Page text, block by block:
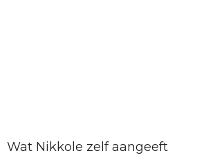
Wat Nikkole zelf aangeeft